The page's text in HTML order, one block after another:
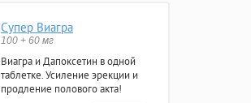
Супер Виагра
100 + 60 мг
Виагра и Дапоксетин в одной
таблетке. Усиление эрекции и
продление полового акта!